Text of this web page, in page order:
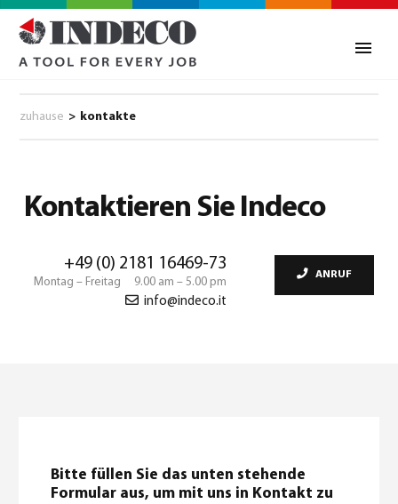
zuhause > kontakte
Kontaktieren Sie Indeco
+49 (0) 2181 16469-73
Montag – Freitag 9.00 am – 5.00 pm
info@indeco.it
ANRUF
Bitte füllen Sie das unten stehende
Formular aus, um mit uns in Kontakt zu